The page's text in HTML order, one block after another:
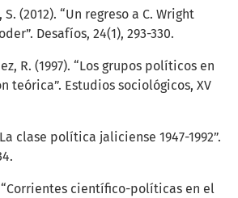
(2012). “Un regreso a C. Wright
Desafíos, 24(1), 293-330.
R. (1997). “Los grupos políticos en
teórica”. Estudios sociológicos, XV
clase política jaliciense 1947-1992”.
“Corrientes científico-políticas en el